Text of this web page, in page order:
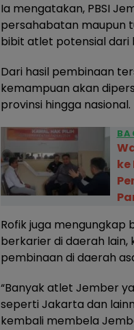
Ia mengatakan, PBSI
persahabatan maupun
bibit atlet potensial dari
Dari hasil pembinaan
kemampuan akan
provinsi hingga nasional.
Rofik juga
berkarier di daerah
pembinaan di daerah
“Banyak atlet Jember
seperti Jakarta dan
kembali membela